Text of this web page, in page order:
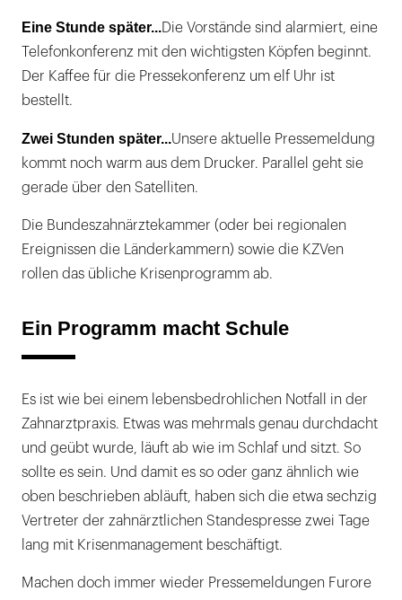
Eine Stunde später... Die Vorstände sind alarmiert, eine
Telefonkonferenz mit den wichtigsten Köpfen beginnt.
Der Kaffee für die Pressekonferenz um elf Uhr ist
bestellt.
Zwei Stunden später...Unsere aktuelle Pressemeldung
kommt noch warm aus dem Drucker. Parallel geht sie
gerade über den Satelliten.
Die Bundeszahnärztekammer (oder bei regionalen
Ereignissen die Länderkammern) sowie die KZVen
rollen das übliche Krisenprogramm ab.
Ein Programm macht Schule
Es ist wie bei einem lebensbedrohlichen Notfall in der
Zahnarztpraxis. Etwas was mehrmals genau durchdacht
und geübt wurde, läuft ab wie im Schlaf und sitzt. So
sollte es sein. Und damit es so oder ganz ähnlich wie
oben beschrieben abläuft, haben sich die etwa sechzig
Vertreter der zahnärztlichen Standespresse zwei Tage
lang mit Krisenmanagement beschäftigt.
Machen doch immer wieder Pressemeldungen Furore